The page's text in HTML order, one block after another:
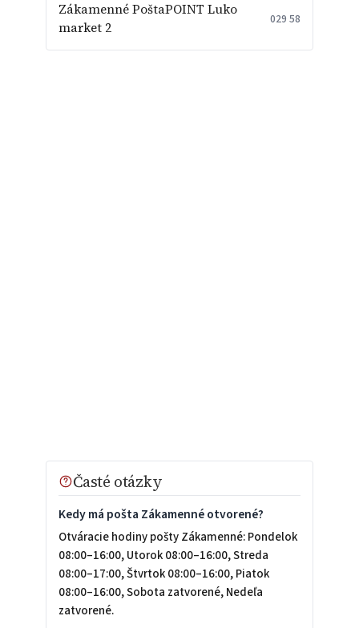
Zákamenné PoštaPOINT Luko
market 2
029 58
Časté otázky
Kedy má pošta Zákamenné otvorené?
Otváracie hodiny pošty Zákamenné: Pondelok
08:00–16:00, Utorok 08:00–16:00, Streda
08:00–17:00, Štvrtok 08:00–16:00, Piatok
08:00–16:00, Sobota zatvorené, Nedeľa
zatvorené.